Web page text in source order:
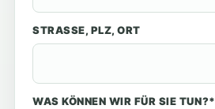
STRASSE, PLZ, ORT
WAS KÖNNEN WIR FÜR SIE TUN?*